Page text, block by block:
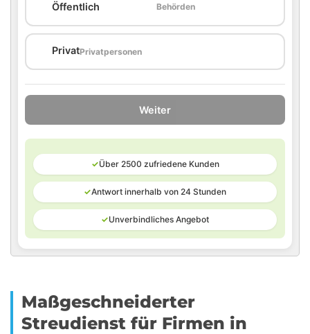
Öffentlich
Behörden
PrivatPrivatpersonen
Weiter
✓Über 2500 zufriedene Kunden
✓Antwort innerhalb von 24 Stunden
✓Unverbindliches Angebot
Maßgeschneiderter
Streudienst für Firmen in